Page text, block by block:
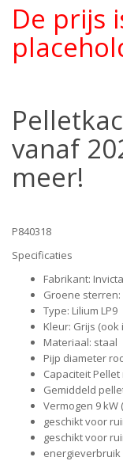
De prijs
vanaf
meer!
P840318
Specificaties
Fabrikant:
Groene sterren:
Type: Lilium LP9
Kleur: Grijs
Materiaal: staal
Pijp diameter
Capaciteit
Gemiddeld
Vermogen 9 kW
geschikt voor
geschikt voor
energieverbruik